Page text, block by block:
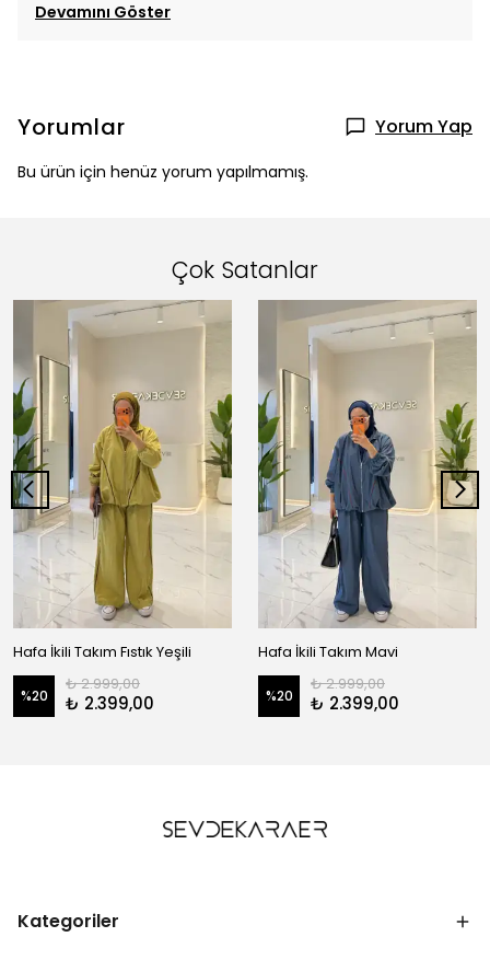
Devamını Göster
Yorumlar Yorum Yap
Bu ürün için henüz yorum yapılmamış.
Çok Satanlar
Hafa İkili Takım Fıstık Yeşili
%20
₺ 2.999,00
₺ 2.399,00
Hafa İkili Takım Mavi
%20
₺ 2.999,00
₺ 2.399,00
Kategoriler